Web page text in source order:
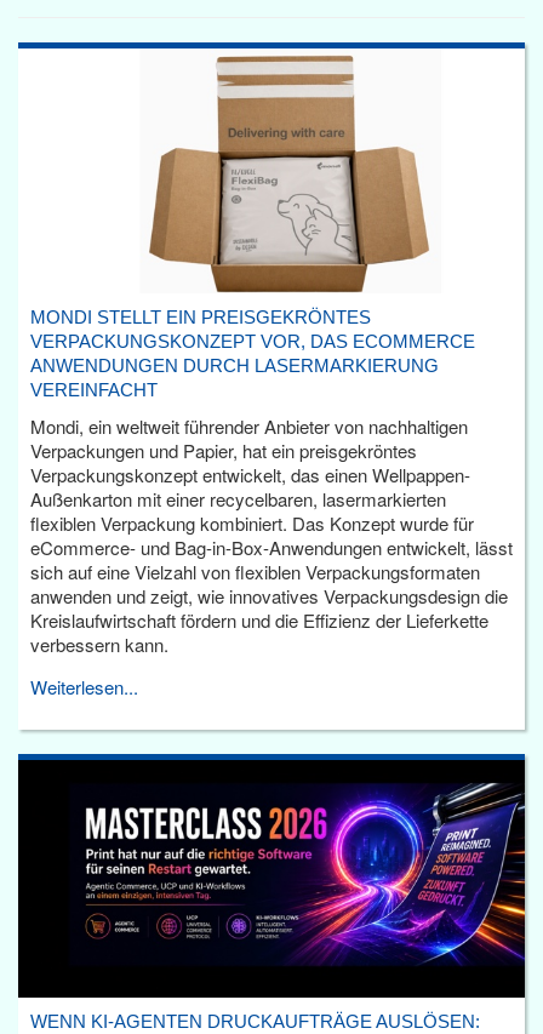
MONDI STELLT EIN PREISGEKRÖNTES
VERPACKUNGSKONZEPT VOR, DAS ECOMMERCE
ANWENDUNGEN DURCH LASERMARKIERUNG
VEREINFACHT
Mondi, ein weltweit führender Anbieter von nachhaltigen
Verpackungen und Papier, hat ein preisgekröntes
Verpackungskonzept entwickelt, das einen Wellpappen-
Außenkarton mit einer recycelbaren, lasermarkierten
flexiblen Verpackung kombiniert. Das Konzept wurde für
eCommerce- und Bag-in-Box-Anwendungen entwickelt, lässt
sich auf eine Vielzahl von flexiblen Verpackungsformaten
anwenden und zeigt, wie innovatives Verpackungsdesign die
Kreislaufwirtschaft fördern und die Effizienz der Lieferkette
verbessern kann.
Weiterlesen...
WENN KI-AGENTEN DRUCKAUFTRÄGE AUSLÖSEN: